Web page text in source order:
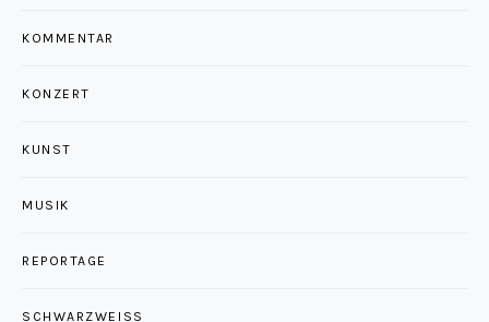
KOMMENTAR
KONZERT
KUNST
MUSIK
REPORTAGE
SCHWARZWEISS